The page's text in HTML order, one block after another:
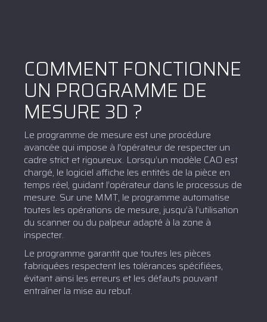
COMMENT FONCTIONNE
UN PROGRAMME DE
MESURE 3D ?
Le programme de mesure est une procédure
avancée qui impose à l'opérateur de respecter un
cadre strict et rigoureux. Lorsqu’un modèle CAO est
chargé, le logiciel affiche les entités de la pièce en
temps réel, guidant l’opérateur dans le processus de
mesure. Sur une MMT, le programme automatise
toutes les opérations de mesure, jusqu’à l’utilisation
du scanner ou du palpeur adapté à la zone à
inspecter.
Le programme garantit que toutes les pièces
fabriquées respectent les tolérances spécifiées,
évitant ainsi les erreurs et les défauts pouvant
entraîner la mise au rebut.